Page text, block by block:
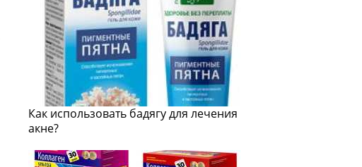
Как использовать бадягу для лечения
акне?